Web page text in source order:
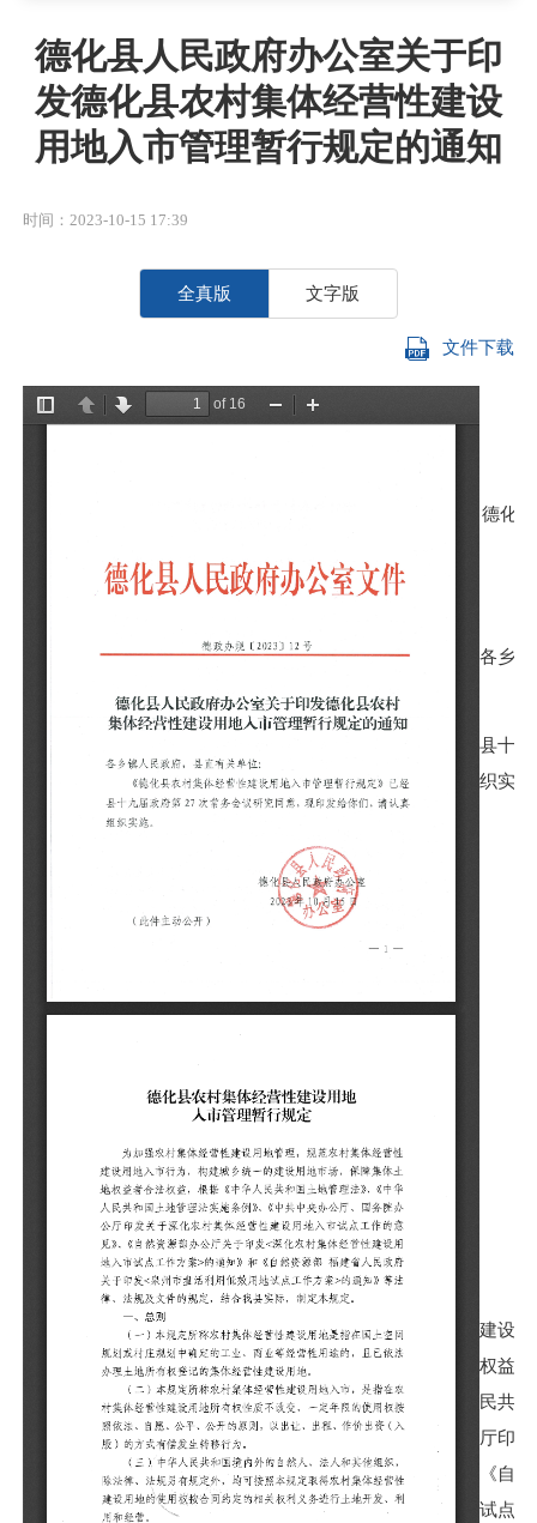
德化县人民政府办公室关于印
发德化县农村集体经营性建设
用地入市管理暂行规定的通知
时间：2023-10-15 17:39
全真版 文字版
文件下载
德化
各乡
县十
织实施
建设
权益
民共
厅印
《自
试点